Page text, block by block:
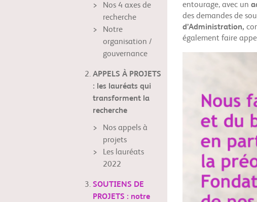
Nos 4 axes de
recherche
Notre
organisation /
gouvernance
APPELS À PROJETS
: les lauréats qui
transforment la
recherche
Nos appels à
projets
Les lauréats
2022
SOUTIENS DE
PROJETS : notre
entourage, avec un
des demandes de
d’Administration,
également faire